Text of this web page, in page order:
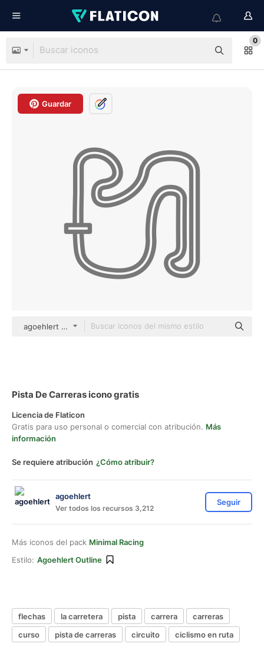
0
Guardar
agoehlert outline
Pista De Carreras icono gratis
Licencia de Flaticon
Gratis para uso personal o comercial con atribución. Más
información
Se requiere atribución ¿Cómo atribuir?
agoehlert
Ver todos los recursos 3,212
Seguir
Más iconos del pack Minimal Racing
Estilo: Agoehlert Outline
flechas la carretera pista carrera
carreras
curso
pista de carreras circuito ciclismo en ruta